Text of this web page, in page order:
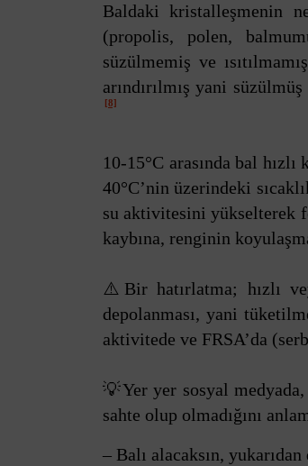
Baldaki kristalleşmenin
(propolis, polen,
süzülmemiş ve
arındırılmış yani
[8]
10‐15°C arasında bal
40°C’nin üzerindeki
su aktivitesini yükselterek
kaybına, renginin
⚠️Bir hatırlatma; hızlı
depolanması, yani
aktivitede ve FRSA’da
💡Yer yer sosyal
sahte olup olmadığını
– Balı alacaksın,